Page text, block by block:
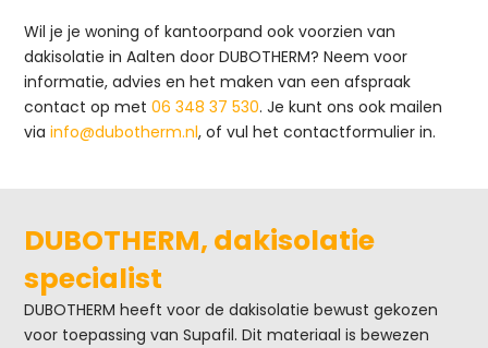
Wil je je woning of kantoorpand ook voorzien van
dakisolatie in Aalten door DUBOTHERM? Neem voor
informatie, advies en het maken van een afspraak
contact op met06 348 37 530. Je kunt ons ook mailen
viainfo@dubotherm.nl, of vul het contactformulier in.
DUBOTHERM, dakisolatie
specialist
DUBOTHERM heeft voor de dakisolatie bewust gekozen
voor toepassing van Supafil. Dit materiaal is bewezen